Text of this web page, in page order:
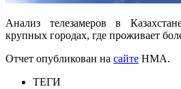
Анализ телезамеров в
крупных городах, где проживает
Отчет опубликован на сайте НМА.
ТЕГИ